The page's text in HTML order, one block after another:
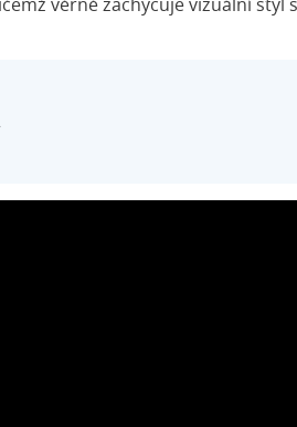
věrně zachycuje vizuální styl